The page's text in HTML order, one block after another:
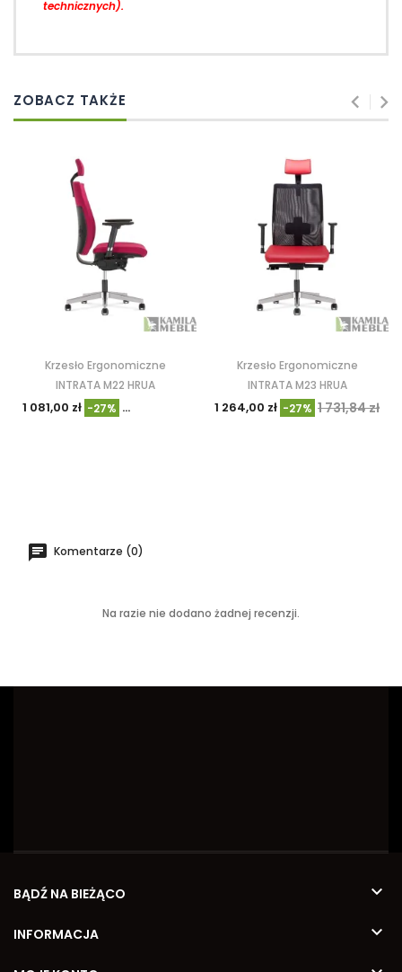
technicznych).
ZOBACZ TAKŻE
Krzesło Ergonomiczne
INTRATA M22 HRUA
1 081,00 zł -27% 1 480,92 zł
Krzesło Ergonomiczne
INTRATA M23 HRUA
1 264,00 zł -27% 1 731,84 zł
Komentarze (0)
Na razie nie dodano żadnej recenzji.
BĄDŹ NA BIEŻĄCO 
INFORMACJA 